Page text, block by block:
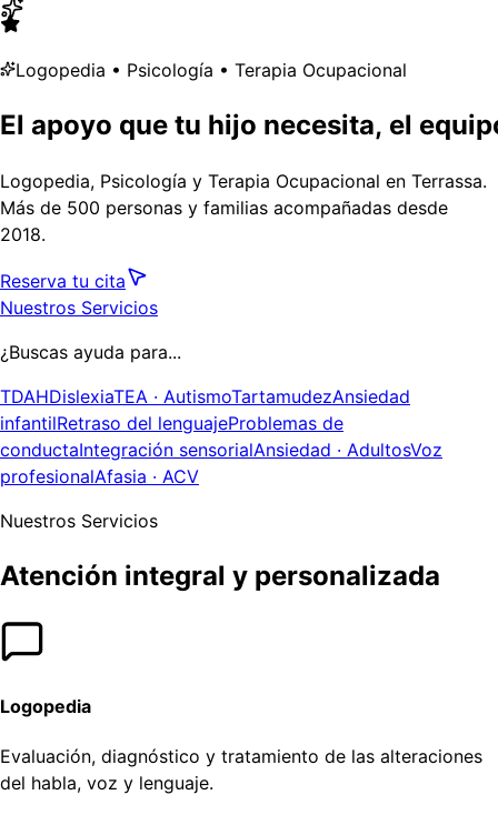
Logopedia • Psicología • Terapia Ocupacional
El apoyo que tu hijo necesita, el
Logopedia, Psicología y Terapia Ocupacional en Terrassa.
Más de 500 personas y familias acompañadas desde
2018.
Reserva tu cita
Nuestros Servicios
¿Buscas ayuda para...
TDAHDislexiaTEA · AutismoTartamudezAnsiedad
infantilRetraso del lenguajeProblemas de
conductaIntegración sensorialAnsiedad · AdultosVoz
profesionalAfasia · ACV
Nuestros Servicios
Atención integral y personalizada
Logopedia
Evaluación, diagnóstico y tratamiento de las alteraciones
del habla, voz y lenguaje.